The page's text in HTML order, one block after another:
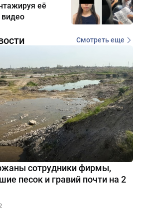
её
Смотреть еще
сотрудники фирмы,
песок и гравий почти на 2